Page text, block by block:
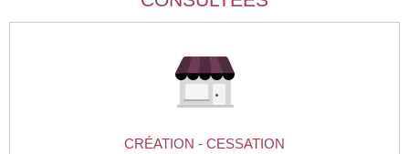
CRÉATION - CESSATION